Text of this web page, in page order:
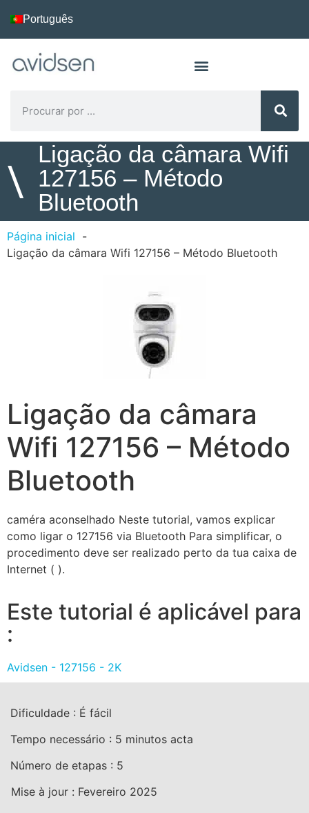
Português
\
Ligação da câmara Wifi
127156 – Método
Bluetooth
Página inicial
Ligação da câmara Wifi 127156 – Método Bluetooth
Ligação da câmara
Wifi 127156 – Método
Bluetooth
caméra aconselhado Neste tutorial, vamos explicar
como ligar o 127156 via Bluetooth Para simplificar, o
procedimento deve ser realizado perto da tua caixa de
Internet ( ).
Este tutorial é aplicável para
:
Avidsen - 127156 - 2K
Dificuldade : É fácil
Tempo necessário : 5 minutos acta
Número de etapas : 5
Mise à jour : Fevereiro 2025